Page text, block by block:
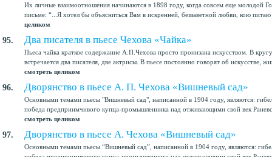
Их личные взаимоотношения начинаются в 1898 году, когда совсем еще молодой
письме: “...Я хотел бы объясниться Вам в искренней, беззаветной любви, кою
целиком
95. Два писателя в пьесе Чехова «Чайка»
Пьеса чайка краткое содержание А.П.Чехова просто пронизана искусством. В
встречается два писателя, две актрисы. В пьесе постоянно говорят об искусстве,
смотреть целиком
96. Дворянство в пьесе А. П. Чехова «Вишневый сад»
Основными темами пьесы "Вишневый сад", написанной в 1904 году, являются:
победа предприимчивого купца-промышленника над отживающими свой век
смотреть целиком
97. Дворянство в пьесе А. Чехова «Вишневый сад»
Основными темами пьесы “Вишневый сад”, написанной в 1904 году, являются: